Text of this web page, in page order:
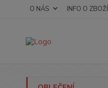
O NÁS INFO O ZBOŽÍ